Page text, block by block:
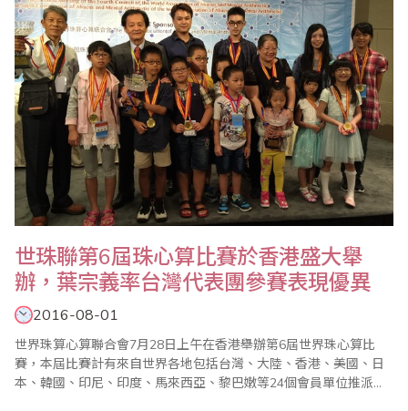
世珠聯第6屆珠心算比賽於香港盛大舉
辦，葉宗義率台灣代表團參賽表現優異
2016-08-01
世界珠算心算聯合會7月28日上午在香港舉辦第6屆世界珠心算比
賽，本屆比賽計有來自世界各地包括台灣、大陸、香港、美國、日
本、韓國、印尼、印度、馬來西亞、黎巴嫩等24個會員單位推派選